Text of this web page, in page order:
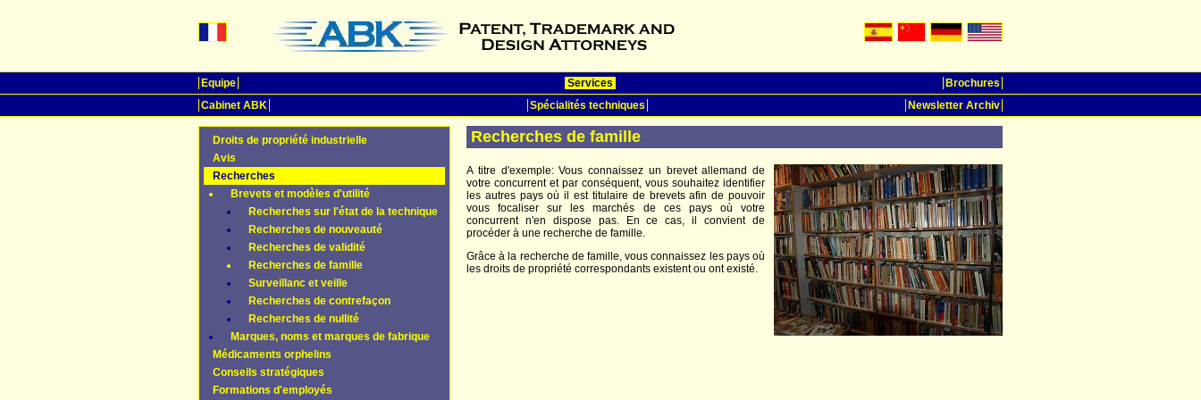
Equipe Services
Brochures
Cabinet ABK
Spécialités techniques Newsletter Archiv
Droits de propriété industrielle
Avis
Recherches
Brevets et modèles d'utilité
Recherches sur l'état de la technique
Recherches de nouveauté
Recherches de validité
Recherches de famille
Surveillanc et veille
Recherches de contrefaçon
Recherches de nullité
Marques, noms et marques de fabrique
Médicaments orphelins
Conseils stratégiques
Formations d'employés
Recherches de famille
A titre d'exemple: Vous connaissez un brevet allemand de
votre concurrent et par conséquent, vous souhaitez identifier
les autres pays où il est titulaire de brevets afin de pouvoir
vous focaliser sur les marchés de ces pays où votre
concurrent n'en dispose pas. En ce cas, il convient de
procéder à une recherche de famille.
Grâce à la recherche de famille, vous connaissez les pays où
les droits de propriété correspondants existent ou ont existé.